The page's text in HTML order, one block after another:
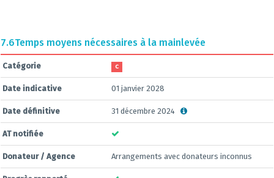
7.6Temps moyens nécessaires à la mainlevée
Catégorie C
Date indicative 01 janvier 2028
Date définitive 31 décembre 2024
AT notifiée
Donateur / Agence Arrangements avec donateurs inconnus